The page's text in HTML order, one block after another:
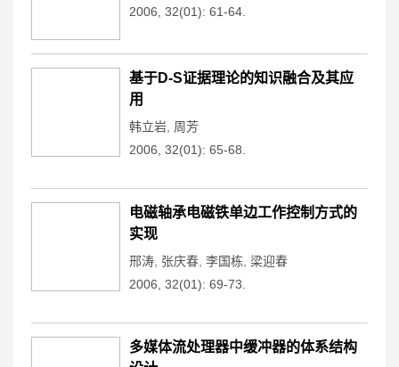
2006, 32(01): 61-64.
基于D-S证据理论的知识融合及其应
用
韩立岩 周芳
2006, 32(01): 65-68.
电磁轴承电磁铁单边工作控制方式的
实现
邢涛 张庆春 李国栋 梁迎春
2006, 32(01): 69-73.
多媒体流处理器中缓冲器的体系结构